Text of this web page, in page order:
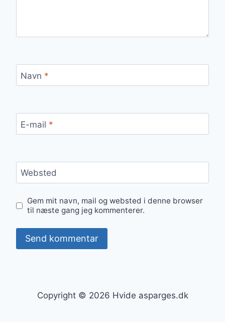
Navn *
E-mail *
Websted
Gem mit navn, mail og websted i denne browser
til næste gang jeg kommenterer.
Copyright © 2026 Hvide asparges.dk